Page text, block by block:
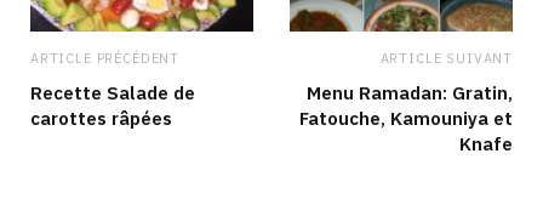
ARTICLE PRÉCÉDENT
Recette Salade de
carottes râpées
ARTICLE SUIVANT
Menu Ramadan: Gratin,
Fatouche, Kamouniya et
Knafe